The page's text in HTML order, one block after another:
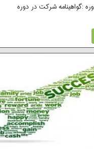
:گواهینامه شرکت در دوره